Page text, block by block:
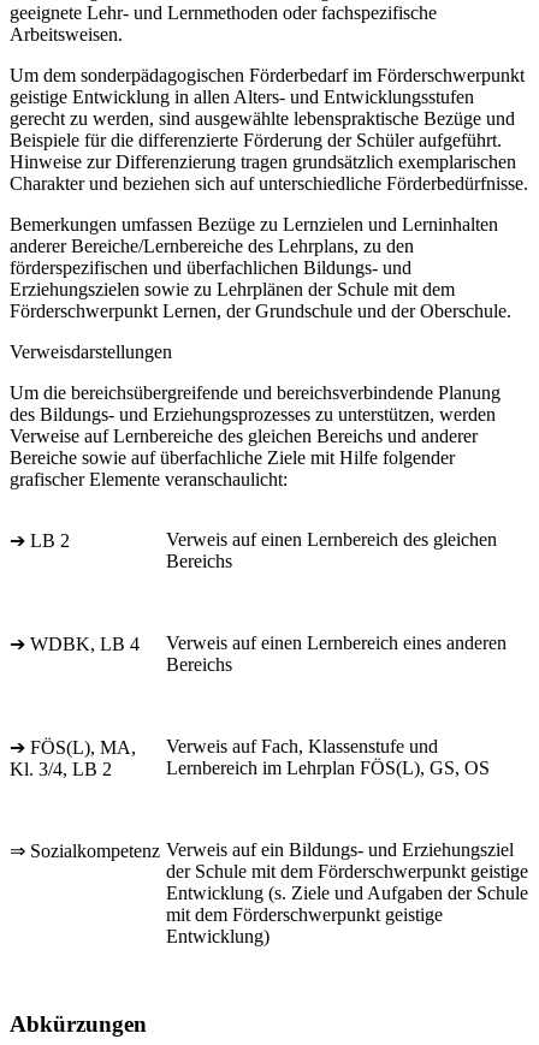
geeignete Lehr- und Lernmethoden oder fachspezifische
Arbeitsweisen.
Um dem sonderpädagogischen Förderbedarf im Förderschwerpunkt
geistige Entwicklung in allen Alters- und Entwicklungsstufen
gerecht zu werden, sind ausgewählte lebenspraktische Bezüge und
Beispiele für die differenzierte Förderung der Schüler aufgeführt.
Hinweise zur Differenzierung tragen grundsätzlich exemplarischen
Charakter und beziehen sich auf unterschiedliche Förderbedürfnisse.
Bemerkungen umfassen Bezüge zu Lernzielen und Lerninhalten
anderer Bereiche/Lernbereiche des Lehrplans, zu den
förderspezifischen und überfachlichen Bildungs- und
Erziehungszielen sowie zu Lehrplänen der Schule mit dem
Förderschwerpunkt Lernen, der Grundschule und der Oberschule.
Verweisdarstellungen
Um die bereichsübergreifende und bereichsverbindende Planung
des Bildungs- und Erziehungsprozesses zu unterstützen, werden
Verweise auf Lernbereiche des gleichen Bereichs und anderer
Bereiche sowie auf überfachliche Ziele mit Hilfe folgender
grafischer Elemente veranschaulicht:
➔ LB 2
Verweis auf einen Lernbereich des gleichen
Bereichs
➔ WDBK, LB 4
Verweis auf einen Lernbereich eines anderen
Bereichs
➔ FÖS(L), MA,
Kl. 3/4, LB 2
Verweis auf Fach, Klassenstufe und
Lernbereich im Lehrplan FÖS(L), GS, OS
⇒ Sozialkompetenz Verweis auf ein Bildungs- und Erziehungsziel
der Schule mit dem Förderschwerpunkt geistige
Entwicklung (s. Ziele und Aufgaben der Schule
mit dem Förderschwerpunkt geistige
Entwicklung)
Abkürzungen